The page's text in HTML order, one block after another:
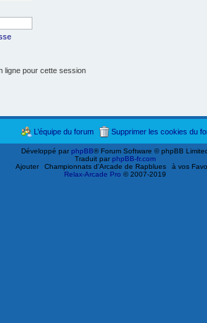
ligne pour cette session
Supprimer les cookies du
L’équipe du forum
Développé parphpBB® Forum Software © phpBB
Traduit parphpBB-fr.com
Ajouter
Championnats d'Arcade de Rapblues
à vos
Relax-Arcade Pro © 2007-2019